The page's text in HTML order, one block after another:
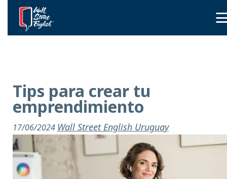
Tips para crear tu
emprendimiento
17/06/2024 Wall Street English Uruguay